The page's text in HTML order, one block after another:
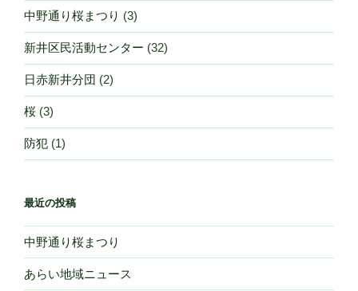
中野通り桜まつり (3)
新井区民活動センター (32)
日赤新井分団 (2)
桜 (3)
防犯 (1)
最近の投稿
中野通り桜まつり
あらい地域ニュース